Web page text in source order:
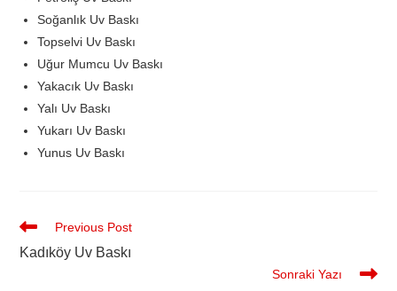
Soğanlık Uv Baskı
Topselvi Uv Baskı
Uğur Mumcu Uv Baskı
Yakacık Uv Baskı
Yalı Uv Baskı
Yukarı Uv Baskı
Yunus Uv Baskı
Previous Post
Kadıköy Uv Baskı
Sonraki Yazı